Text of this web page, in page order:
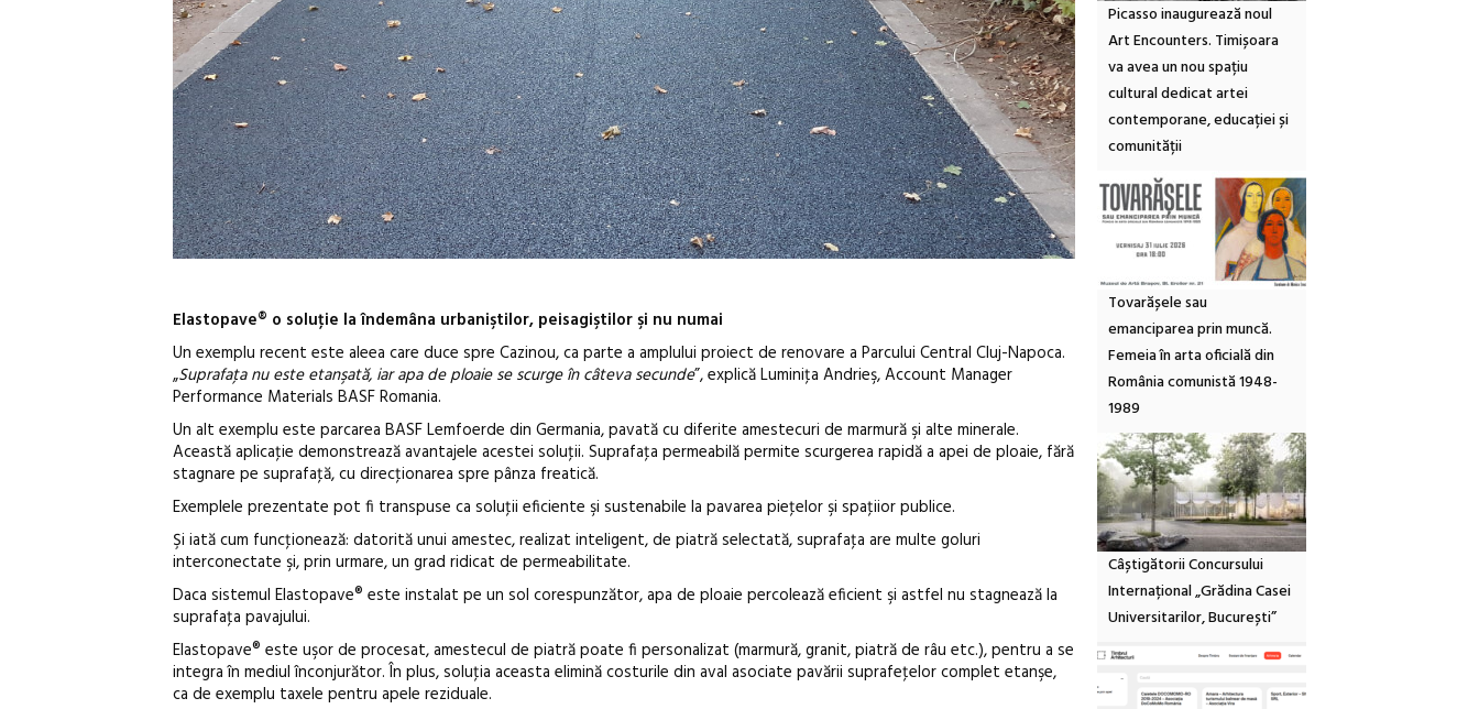
Elastopave® o soluţie la îndemâna urbaniştilor, peisagiştilor şi nu numai
Un exemplu recent este aleea care duce spre Cazinou, ca parte a amplului proiect de renovare a Parcului Central Cluj-Napoca.
„Suprafaţa nu este etanşată, iar apa de ploaie se scurge în câteva secunde”, explică Luminiţa Andrieş, Account Manager
Performance Materials BASF Romania.
Un alt exemplu este parcarea BASF Lemfoerde din Germania, pavată cu diferite amestecuri de marmură şi alte minerale.
Această aplicaţie demonstrează avantajele acestei soluţii. Suprafaţa permeabilă permite scurgerea rapidă a apei de ploaie, fără
stagnare pe suprafaţă, cu direcţionarea spre pânza freatică.
Exemplele prezentate pot fi transpuse ca soluţii eficiente şi sustenabile la pavarea pieţelor şi spaţiior publice.
Şi iată cum funcţionează: datorită unui amestec, realizat inteligent, de piatră selectată, suprafaţa are multe goluri
interconectate şi, prin urmare, un grad ridicat de permeabilitate.
Daca sistemul Elastopave® este instalat pe un sol corespunzător, apa de ploaie percolează eficient şi astfel nu stagnează la
suprafaţa pavajului.
Elastopave® este uşor de procesat, amestecul de piatră poate fi personalizat (marmură, granit, piatră de râu etc.), pentru a se
integra în mediul înconjurător. În plus, soluţia aceasta elimină costurile din aval asociate pavării suprafeţelor complet etanşe,
ca de exemplu taxele pentru apele reziduale.
Picasso inaugurează noul
Art Encounters. Timișoara
va avea un nou spațiu
cultural dedicat artei
contemporane, educației și
comunității
Tovarășele sau
emanciparea prin muncă.
Femeia în arta oficială din
România comunistă 1948-
1989
Câștigătorii Concursului
Internațional „Grădina Casei
Universitarilor, București”